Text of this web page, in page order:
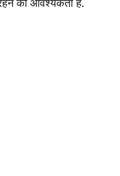
की आवश्यकता है.